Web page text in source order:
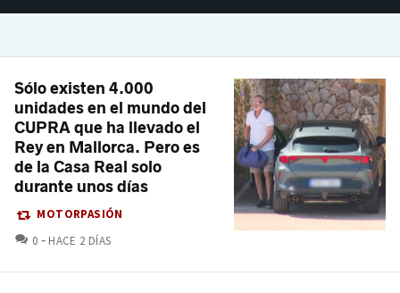
Sólo existen 4.000
unidades en el mundo del
CUPRA que ha llevado el
Rey en Mallorca. Pero es
de la Casa Real solo
durante unos días
MOTORPASIÓN
0 COMENTARIOS
HACE 2 DÍAS